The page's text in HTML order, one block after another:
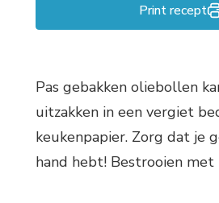
Print recept
Pas gebakken oliebollen
uitzakken in een vergiet
keukenpapier. Zorg dat je
hand hebt! Bestrooien met